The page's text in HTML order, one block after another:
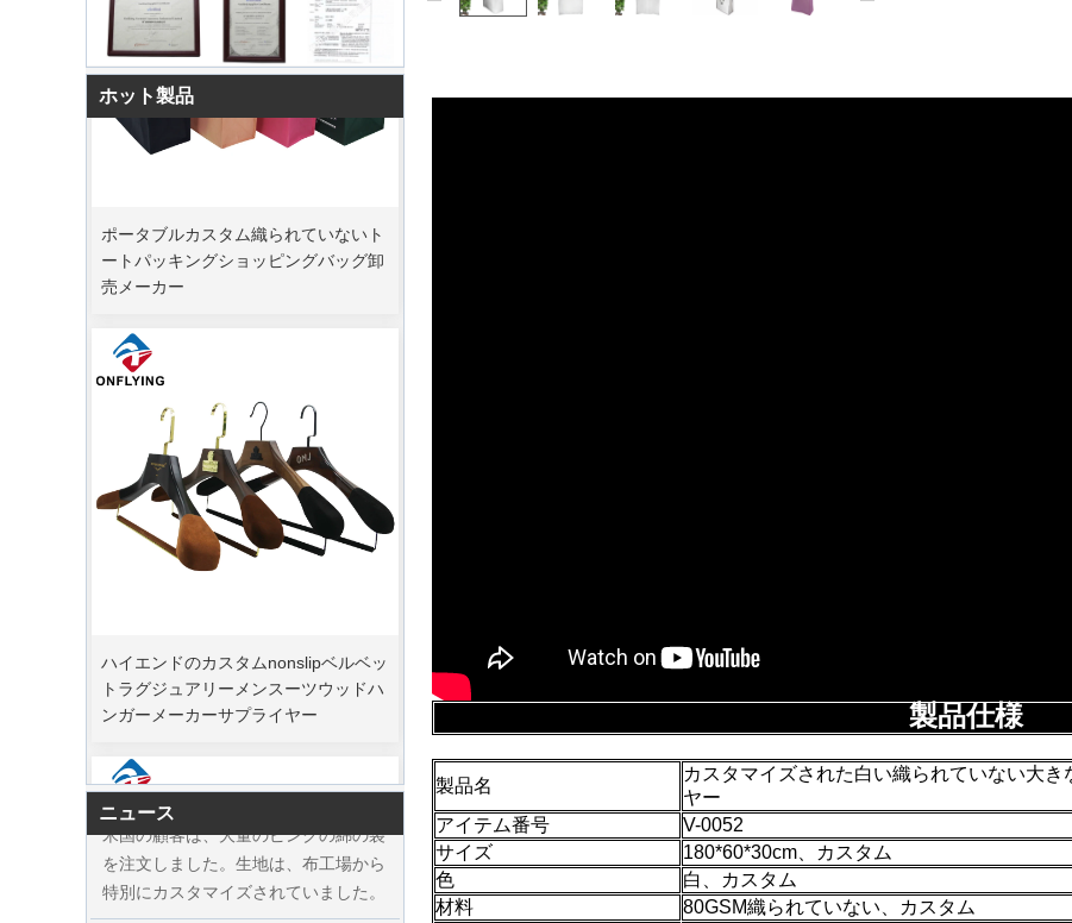
ホット製品
ートパッキングショッピングバッグ卸
売メーカー
トラグジュアリーメンスーツウッドハ
ンガーメーカーサプライヤー
ニュース
顧客が注文を行い、休暇を始める予定
でした。工場は、休暇後に商品を仕上
げるために生産を急いでいます。
高級コットンバッグの材料の準備
米国の顧客は、大量のピンクの綿の袋
を注文しました。生地は、布工場から
特別にカスタマイズされていました。
製品仕様
製品名
カスタマイズされた白い織られていない大
ヤー
アイテム番号
V-0052
サイズ
180*60*30cm、カスタム
色
白、カスタム
材料
80GSM織られていない、カスタム